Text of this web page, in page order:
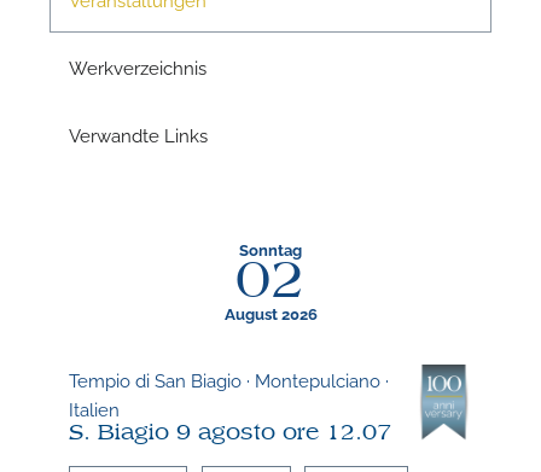
Werkverzeichnis
Verwandte Links
Sonntag
02
August 2026
Tempio di San Biagio · Montepulciano ·
Italien
S. Biagio 9 agosto ore 12.07